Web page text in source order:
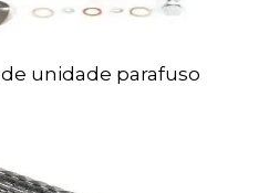
de unidade parafuso